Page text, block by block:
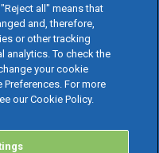
all" means that
and, therefore,
or other tracking
analytics. To check the
your cookie
For more
our Cookie Policy.